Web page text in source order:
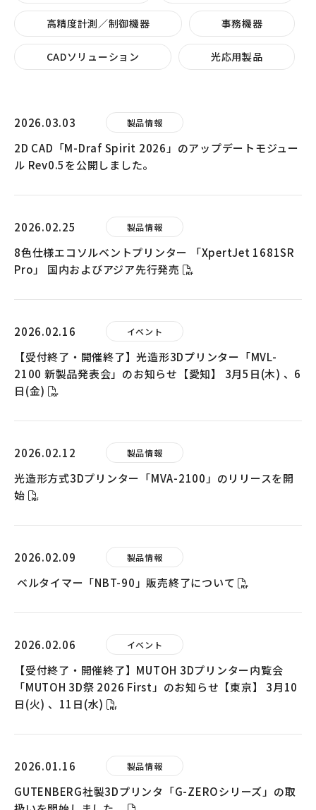
高精度計測／制御機器 事務機器
CADソリューション 光応用製品
2026.03.03 製品情報
2D CAD「M-Draf Spirit 2026」のアップデートモジュー
ル Rev0.5を公開しました。
2026.02.25 製品情報
8色仕様エコソルベントプリンター 「XpertJet 1681SR
Pro」 国内およびアジア先行発売
2026.02.16 イベント
【受付終了・開催終了】光造形3Dプリンター「MVL-
2100 新製品発表会」のお知らせ【愛知】 3月5日(木) 、6
日(金)
2026.02.12 製品情報
光造形方式3Dプリンター「MVA-2100」のリリースを開
始
2026.02.09 製品情報
ベルタイマー「NBT-90」販売終了について
2026.02.06 イベント
【受付終了・開催終了】MUTOH 3Dプリンター内覧会
「MUTOH 3D祭 2026 First」のお知らせ【東京】 3月10
日(火) 、11日(水)
2026.01.16 製品情報
GUTENBERG社製3Dプリンタ「G-ZEROシリーズ」の取